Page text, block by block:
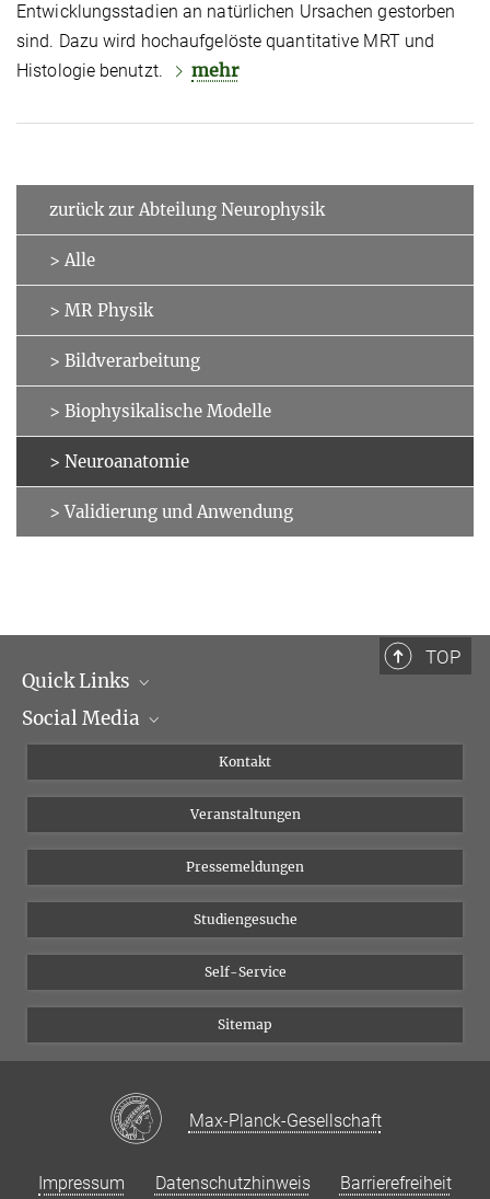
Entwicklungsstadien an natürlichen Ursachen gestorben
sind. Dazu wird hochaufgelöste quantitative MRT und
Histologie benutzt.
mehr
zurück zur Abteilung Neurophysik
> Alle
> MR Physik
> Bildverarbeitung
> Biophysikalische Modelle
> Neuroanatomie
> Validierung und Anwendung
TOP
Quick Links
Institutsleitung
Social Media
Bluesky
YouTube
Kontakt
Veranstaltungen
Pressemeldungen
Studiengesuche
Self-Service
Sitemap
Max-Planck-Gesellschaft
Impressum Datenschutzhinweis Barrierefreiheit